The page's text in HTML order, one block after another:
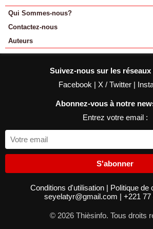
Qui Sommes-nous?
Contactez-nous
Auteurs
Suivez-nous sur les réseaux
Facebook | X / Twitter |
Abonnez-vous à notre
Entrez votre email :
S'abonner
Conditions d'utilisation | Politique de
seyelatyr@gmail.com | +221 77
© 2026 Thièsinfo. Tous droits